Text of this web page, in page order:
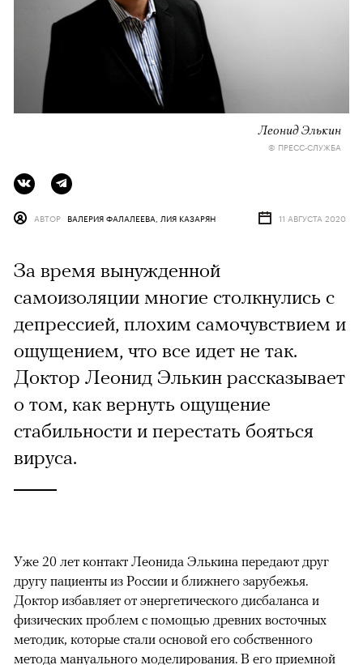
Леонид Элькин
© ПРЕСС-СЛУЖБА
АВТОР ВАЛЕРИЯ ФАЛАЛЕЕВА, ЛИЯ КАЗАРЯН 11 АВГУСТА 2020
За время вынужденной
самоизоляции многие столкнулись с
депрессией, плохим самочувствием и
ощущением, что все идет не так.
Доктор Леонид Элькин рассказывает
о том, как вернуть ощущение
стабильности и перестать бояться
вируса.
Уже 20 лет контакт Леонида Элькина передают друг
другу пациенты из России и ближнего зарубежья.
Доктор избавляет от энергетического дисбаланса и
физических проблем с помощью древних восточных
методик, которые стали основой его собственного
метода мануального моделирования. В его приемной